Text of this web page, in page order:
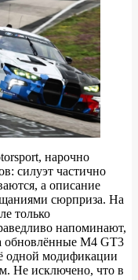
нарочно
силуэт частично
а описание
сюрприза. На
только
напоминают,
обновлённые M4 GT3
одной модификации
Не исключено, что в